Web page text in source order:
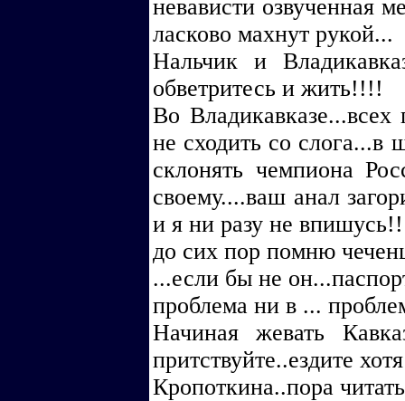
невависти озвученная
ласково махнут рукой...
Нальчик и
обветритесь и жить!!!!
Во
не сходить со
склонять чемпиона
своему....ваш анал
и я ни разу не
до сих пор помню
...если бы не
проблема ни в ...
Начиная жевать
притствуйте..ездите
Кропоткина..пора